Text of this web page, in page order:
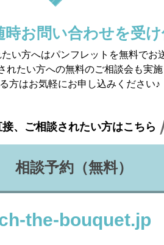
時お問い合わせを受
い方へはパンフレットを無料でお
れたい方への無料のご相談会も実施
方はお気軽にお申し込みください♪
接、ご相談されたい方はこちら
相談予約（無料）
the-bouquet.jp